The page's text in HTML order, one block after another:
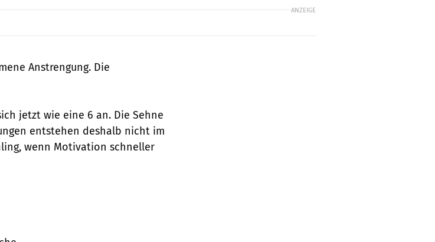
ANZEIGE
Anstrengung. Die
jetzt wie eine 6 an. Die Sehne
entstehen deshalb nicht im
wenn Motivation schneller